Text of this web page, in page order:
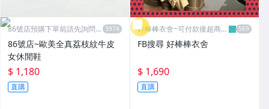
86號店預購下單前請先詢問數
86號店~歐美全真荔枝紋牛皮
女休閒鞋
$ 1,180
直購
好棒棒衣舍~可付款後超商取
貨
FB搜尋 好棒棒衣舍
$ 1,690
直購